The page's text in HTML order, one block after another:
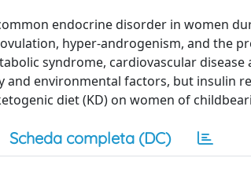
endocrine disorder in women
hyper-androgenism, and the
syndrome, cardiovascular disease
and environmental factors, but insulin
diet (KD) on women of
Scheda completa (DC)